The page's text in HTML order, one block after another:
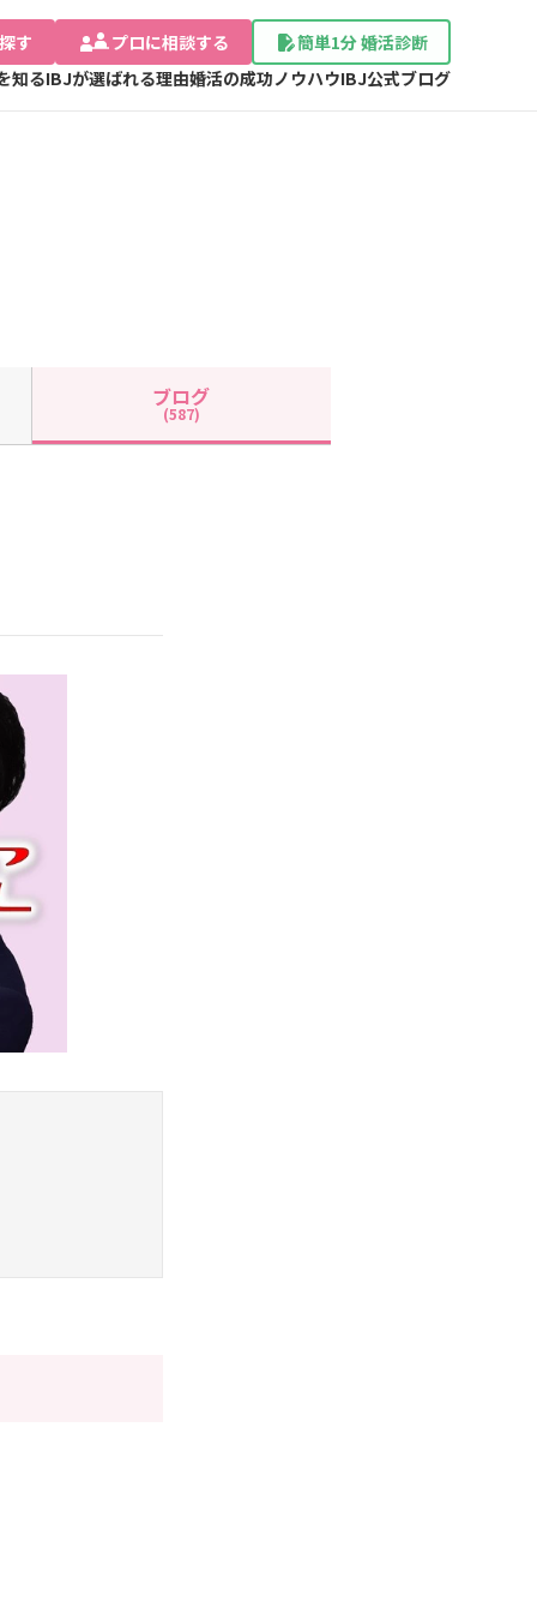
す プロに相談する
簡単1分 婚活診断
知るIBJが選ばれる理由婚活の成功ノウハウIBJ公式ブログ
ブログ
(587)